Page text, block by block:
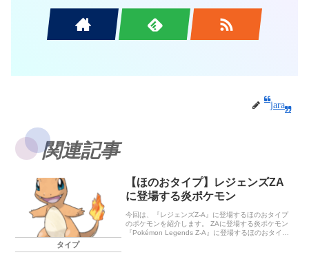
jara
関連記事
タイプ
【ほのおタイプ】レジェンズZA
に登場する炎ポケモン
今回は、『レジェンズZ-A』に登場するほのおタイプ
のポケモンを紹介します。 ZAに登場する炎ポケモン
『Pokémon Legends Z-A』に登場するほのおタイプ